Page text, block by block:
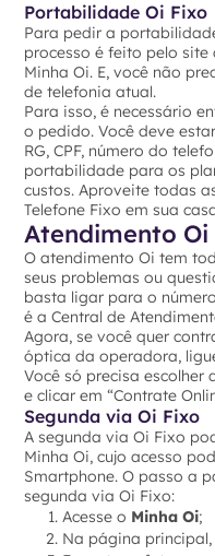
Portabilidade Oi Fixo
Para pedir a
processo é feito pelo
Minha Oi. E, você não
de telefonia atual.
Para isso, é necessário
o pedido. Você deve
RG, CPF, número do
portabilidade para os
custos. Aproveite todas
Telefone Fixo em sua
Atendimento Oi
O atendimento Oi tem
seus problemas ou
basta ligar para o número
é a Central de
Agora, se você quer
óptica da operadora,
Você só precisa escolher
e clicar em “Contrate
Segunda via Oi Fixo
A segunda via Oi Fixo
Minha Oi, cujo acesso
Smartphone. O passo a
segunda via Oi Fixo:
Acesse o Minha Oi;
Na página